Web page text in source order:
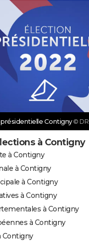
Contigny © DR
à Contigny
à Contigny
à Contigny
à Contigny
à Contigny
à Contigny
à Contigny
Contigny